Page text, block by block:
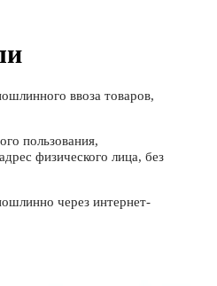
ввоза товаров,
пользования,
физического лица, без
через интернет-